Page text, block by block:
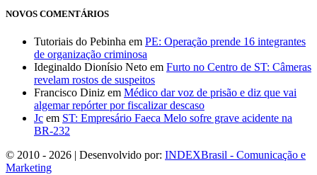
NOVOS COMENTÁRIOS
Tutoriais do Pebinha em PE: Operação prende 16 integrantes
de organização criminosa
Ideginaldo Dionísio Neto em Furto no Centro de ST: Câmeras
revelam rostos de suspeitos
Francisco Diniz em Médico dar voz de prisão e diz que vai
algemar repórter por fiscalizar descaso
Jc em ST: Empresário Faeca Melo sofre grave acidente na
BR-232
© 2010 - 2026 | Desenvolvido por: INDEXBrasil - Comunicação e
Marketing